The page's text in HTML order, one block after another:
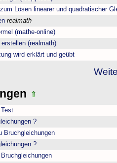
Lösen linearer und quadratischer
realmath
(mathe-online)
(realmath)
wird erklärt und geübt
?
Bruchgleichungen
?